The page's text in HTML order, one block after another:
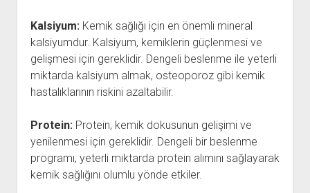
Kalsiyum: Kemik sağlığı için en önemli mineral
kalsiyumdur. Kalsiyum, kemiklerin güçlenmesi ve
gelişmesi için gereklidir. Dengeli beslenme ile yeterli
miktarda kalsiyum almak, osteoporoz gibi kemik
hastalıklarının riskini azaltabilir.
Protein: Protein, kemik dokusunun gelişimi ve
yenilenmesi için gereklidir. Dengeli bir beslenme
programı, yeterli miktarda protein alımını sağlayarak
kemik sağlığını olumlu yönde etkiler.